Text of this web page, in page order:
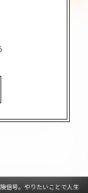
信号。やりたいことで人生